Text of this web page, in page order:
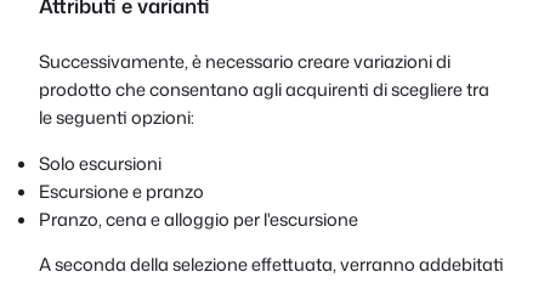
Attributi e varianti
Successivamente, è necessario creare variazioni di
prodotto che consentano agli acquirenti di scegliere tra
le seguenti opzioni:
Solo escursioni
Escursione e pranzo
Pranzo, cena e alloggio per l'escursione
A seconda della selezione effettuata, verranno addebitati